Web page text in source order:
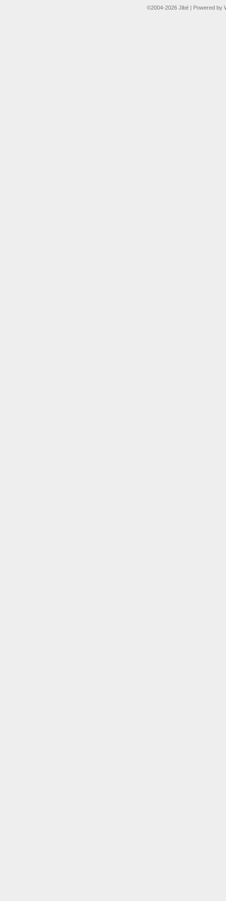
©2004-2026 Jibé | Powered by